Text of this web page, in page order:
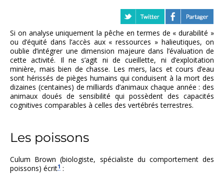
Si on analyse uniquement la pêche en termes de « durabilité »
ou d’équité dans l’accès aux « ressources » halieutiques, on
oublie d’intégrer une dimension majeure dans l’évaluation de
cette activité. Il ne s’agit ni de cueillette, ni d’exploitation
minière, mais bien de chasse. Les mers, lacs et cours d’eau
sont hérissés de pièges humains qui conduisent à la mort des
dizaines (centaines) de milliards d’animaux chaque année : des
animaux doués de sensibilité qui possèdent des capacités
cognitives comparables à celles des vertébrés terrestres.
Les poissons
Culum Brown (biologiste, spécialiste du comportement des
poissons) écrit1 :